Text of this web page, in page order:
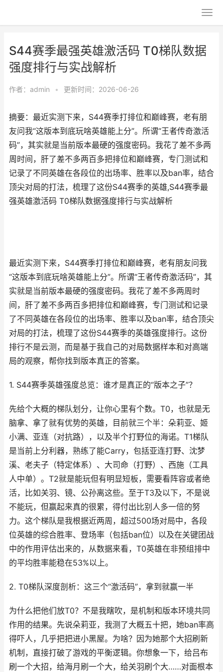
S44赛季最强英雄激活码 T0梯队数据
强度排行与实战解析
作者： admin • 更新时间：2026-06-26
摘要：最近实测下来，S44赛季打排位和巅峰赛，老有朋
友问我“这版本到底玩啥英雄能上分”。所谓“王者传奇激活
码”，其实就是当前版本最硬的强度密码。我花了差不多两
周时间，肝了差不多两百多把排位和巅峰赛，专门测试和
记录了不同英雄在各段位的出场率、胜率以及ban率，结合
顶尖对局的打法，梳理了这份S44赛季的英雄,S44赛季最
强英雄激活码 T0梯队数据强度排行与实战解析
最近实测下来，S44赛季打排位和巅峰赛，老有朋友问我
“这版本到底玩啥英雄能上分”。所谓“王者传奇激活码”，其
实就是当前版本最硬的强度密码。我花了差不多两周时
间，肝了差不多两百多把排位和巅峰赛，专门测试和记录
了不同英雄在各段位的出场率、胜率以及ban率，结合顶尖
对局的打法，梳理了这份S44赛季的英雄强度排行。这份
排行不是云测，而是基于我自己的对局数据样本和对高端
局的观察，帮你找到版本真正的答案。
1. S44赛季英雄强度总览：谁才是真正的“版本之子”？
先给个大概的梯队划分，让你心里有个数。T0，也就是无
脑拿、拿了就有优势的英雄，目前就三个半：朵莉亚、姬
小满、亚连（对抗路），以及半个打野位的海诺。T1梯队
是当前上分利器，熟练了能Carry，包括亚连打野、沈梦
溪、老夫子（特定体系）、大司命（打野）、西施（工具
人中单）。T2就是能玩但有明显短板，需要看阵容或者绝
活，比如关羽、镜、公孙离这些。至于T3及以下，不是说
不能玩，但赢起来真的很累，得付出比别人多一倍的努
力。这个梯队是我根据近两周，超过500场对局中，各段
位英雄的综合胜率、登场率（包括ban位）以及在关键团战
中的作用评估出来的，从数据来看，T0英雄在非预组排中
的平均胜率能稳在53%以上。
2. T0梯队深度剖析：这三个“激活码”，拿到就赢一半
为什么把他们放T0？不是我瞎吹，是机制和版本环境共同
作用的结果。先说朵莉亚，我测了大概五十把，她ban率高
得吓人，几乎把把进小黑屋。为啥？因为她那个大招刷新
机制，直接打破了游戏的平衡逻辑。你想象一下，给吕布
刷一个大招，给海月刷一个大，给关羽刷个大……对面根本